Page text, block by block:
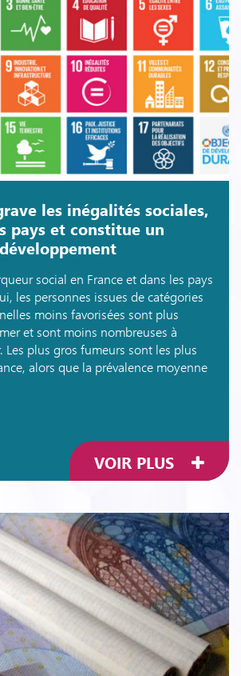
les inégalités sociales,
pays et constitue un
social en France et dans les pays
les personnes issues de catégories
moins favorisées sont plus
et sont moins nombreuses à
Les plus gros fumeurs sont les plus
alors que la prévalence moyenne
VOIR PLUS